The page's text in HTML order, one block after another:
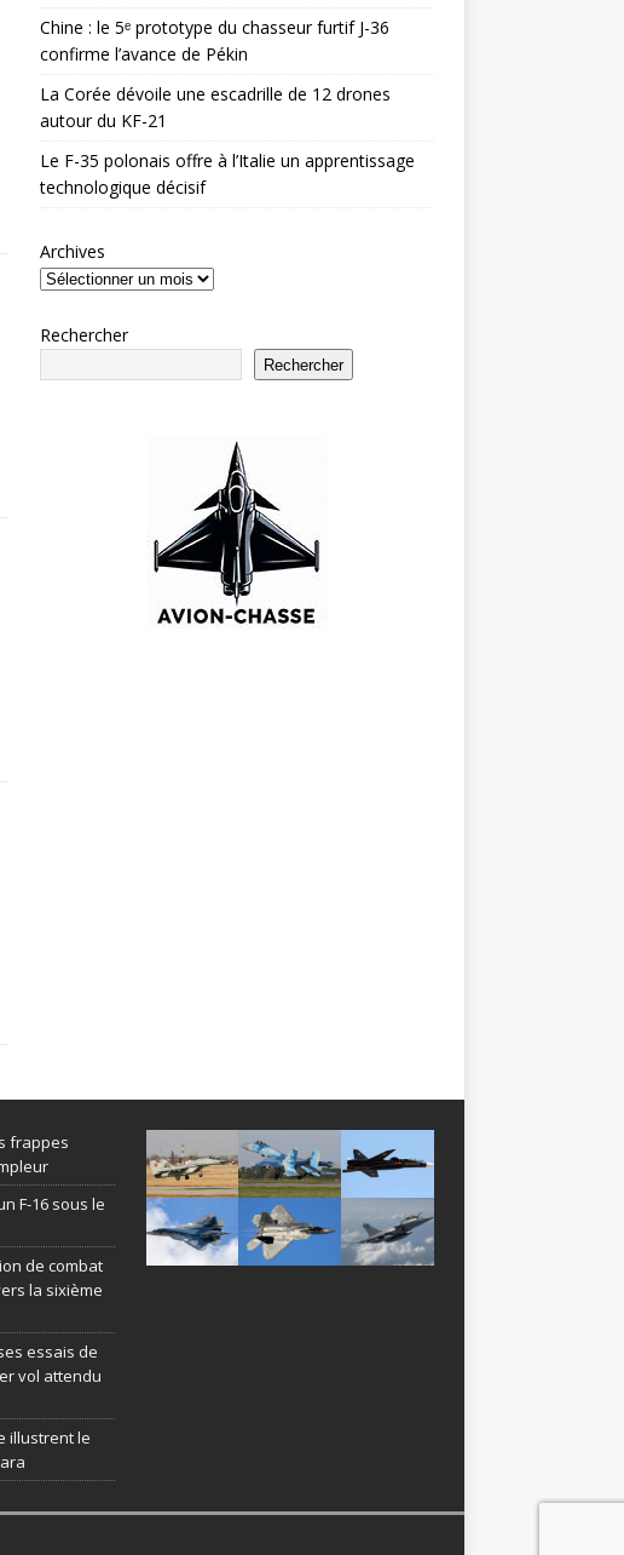
Chine : le 5ᵉ prototype du chasseur furtif J-36
confirme l’avance de Pékin
La Corée dévoile une escadrille de 12 drones
autour du KF-21
Le F-35 polonais offre à l’Italie un apprentissage
technologique décisif
Archives
Rechercher
Rechercher
frappes
F-16 sous le
de combat
la sixième
essais de
vol attendu
illustrent le